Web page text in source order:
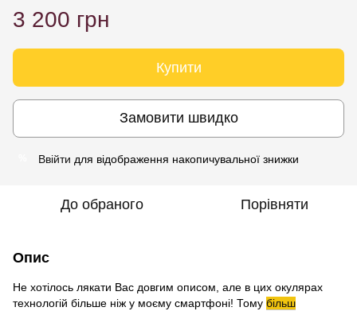
3 200 грн
Купити
Замовити швидко
Ввійти для відображення накопичувальної знижки
До обраного Порівняти
Опис
Не хотілось лякати Вас довгим описом, але в цих окулярах
технологій більше ніж у моєму смартфоні! Тому більш